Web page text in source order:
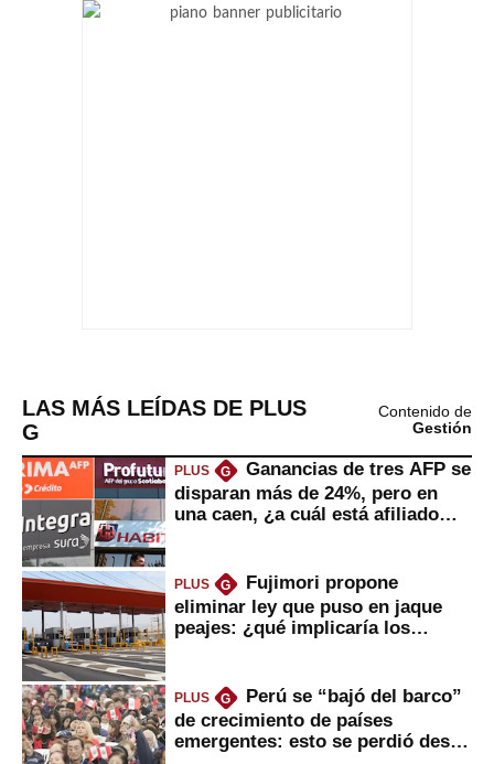
LAS MÁS LEÍDAS DE PLUS
G
Contenido de
Gestión
PLUS G
Ganancias de tres AFP se
disparan más de 24%, pero en
una caen, ¿a cuál está afiliado
PLUS G
Fujimori propone
eliminar ley que puso en jaque
peajes: ¿qué implicaría los
PLUS G
Perú se “bajó del barco”
de crecimiento de países
emergentes: esto se perdió desde